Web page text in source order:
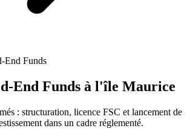
End Funds
End Funds à l'île Maurice
: structuration, licence FSC et lancement de
dans un cadre réglementé.